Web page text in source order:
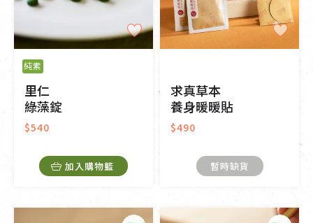
純素
里仁
綠藻錠
$540
加入購物籃
求真草本
養身暖暖貼
$490
暫時缺貨